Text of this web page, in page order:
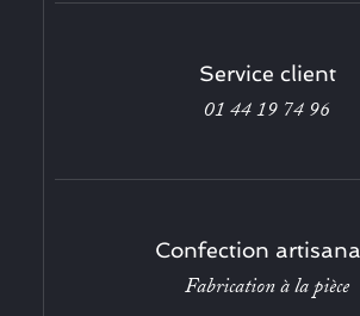
Service client
01 44 19 74 96
Confection
Fabrication à la pièce